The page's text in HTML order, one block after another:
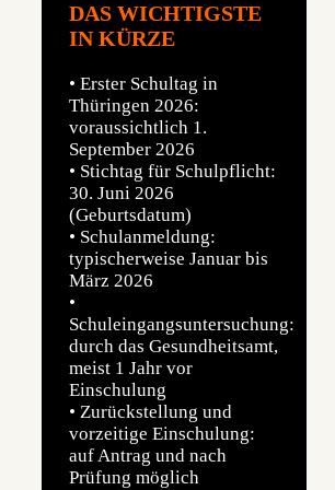
DAS WICHTIGSTE
IN KÜRZE
• Erster Schultag in
Thüringen 2026:
voraussichtlich 1.
September 2026
• Stichtag für Schulpflicht:
30. Juni 2026
(Geburtsdatum)
• Schulanmeldung:
typischerweise Januar bis
März 2026
•
Schuleingangsuntersuchung:
durch das Gesundheitsamt,
meist 1 Jahr vor
Einschulung
• Zurückstellung und
vorzeitige Einschulung:
auf Antrag und nach
Prüfung möglich